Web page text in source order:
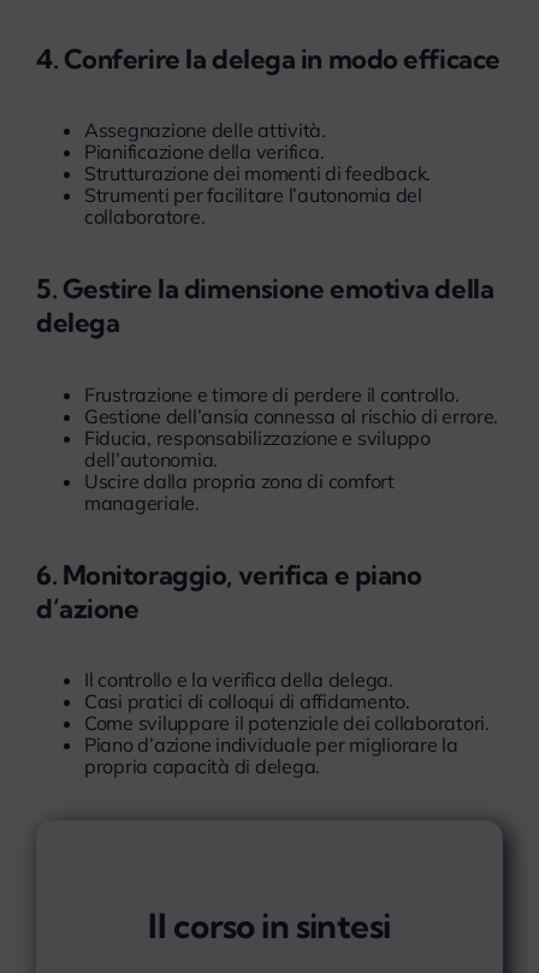
4. Conferire la delega in modo efficace
Assegnazione delle attività.
Pianificazione della verifica.
Strutturazione dei momenti di feedback.
Strumenti per facilitare l’autonomia del
collaboratore.
5. Gestire la dimensione emotiva della
delega
Frustrazione e timore di perdere il controllo.
Gestione dell’ansia connessa al rischio di errore.
Fiducia, responsabilizzazione e sviluppo
dell’autonomia.
Uscire dalla propria zona di comfort
manageriale.
6. Monitoraggio, verifica e piano
d’azione
Il controllo e la verifica della delega.
Casi pratici di colloqui di affidamento.
Come sviluppare il potenziale dei collaboratori.
Piano d’azione individuale per migliorare la
propria capacità di delega.
Il corso in sintesi